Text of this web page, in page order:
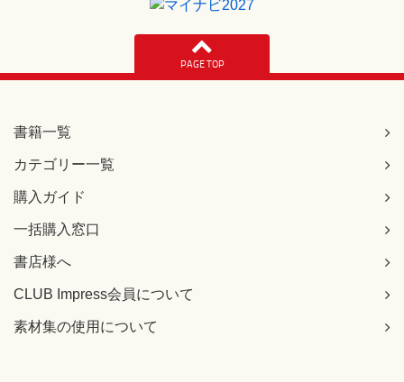
PAGE TOP
書籍一覧
カテゴリー一覧
購入ガイド
一括購入窓口
書店様へ
CLUB Impress会員について
素材集の使用について